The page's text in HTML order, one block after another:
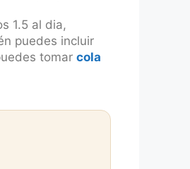
1.5 al dia,
puedes incluir
tomar cola